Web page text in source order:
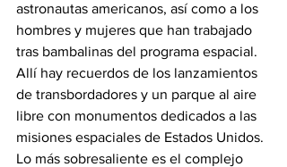
astronautas americanos, así como a los
hombres y mujeres que han trabajado
tras bambalinas del programa espacial.
Allí hay recuerdos de los lanzamientos
de transbordadores y un parque al aire
libre con monumentos dedicados a las
misiones espaciales de Estados Unidos.
Lo más sobresaliente es el complejo